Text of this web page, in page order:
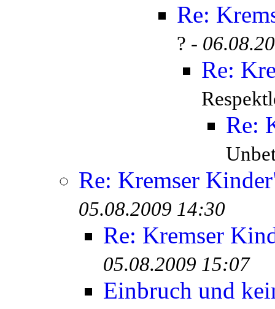
Re:
? -
Re:
Re:
Re: Kremser
05.08.2009 14:30
Re: Kremser
05.08.2009 15:07
Einbruch und